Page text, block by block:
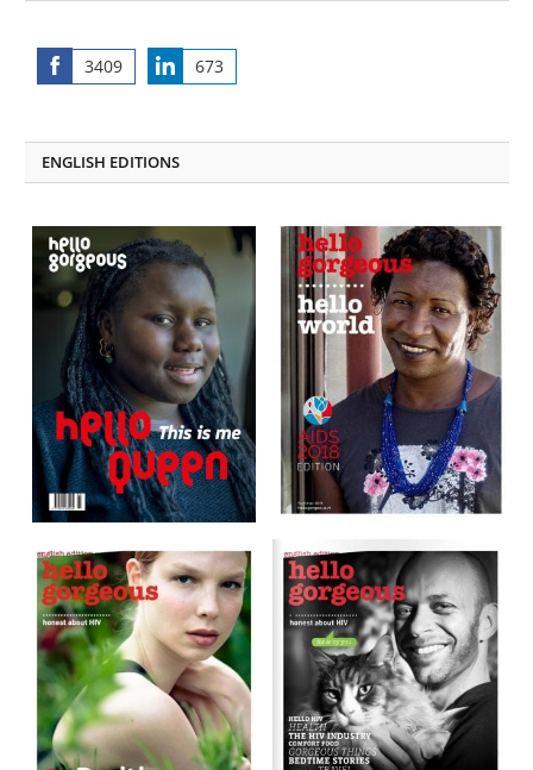
3409
Share
673
Share
ENGLISH EDITIONS